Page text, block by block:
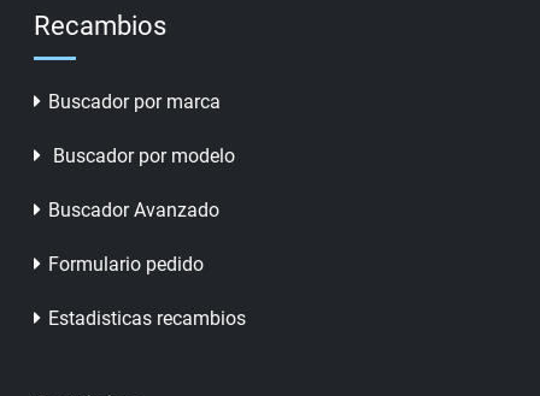
Recambios
Buscador por marca
Buscador por modelo
Buscador Avanzado
Formulario pedido
Estadisticas recambios